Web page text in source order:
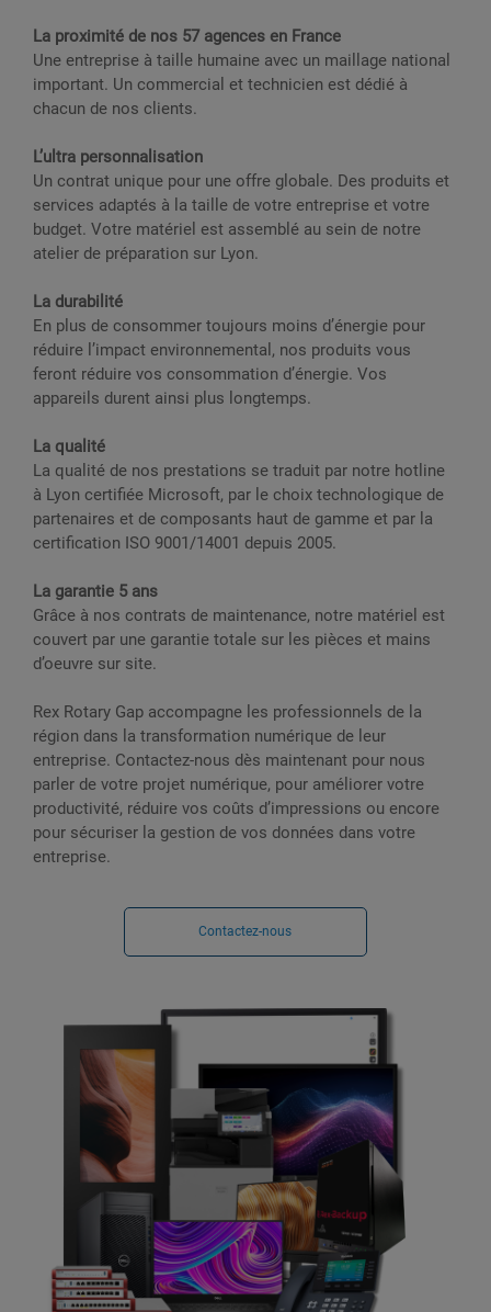
La proximité de nos 57 agences en France
Une entreprise à taille humaine avec un maillage national
important. Un commercial et technicien est dédié à
chacun de nos clients.
L’ultra personnalisation
Un contrat unique pour une offre globale. Des produits et
services adaptés à la taille de votre entreprise et votre
budget. Votre matériel est assemblé au sein de notre
atelier de préparation sur Lyon.
La durabilité
En plus de consommer toujours moins d’énergie pour
réduire l’impact environnemental, nos produits vous
feront réduire vos consommation d’énergie. Vos
appareils durent ainsi plus longtemps.
La qualité
La qualité de nos prestations se traduit par notre hotline
à Lyon certifiée Microsoft, par le choix technologique de
partenaires et de composants haut de gamme et par la
certification ISO 9001/14001 depuis 2005.
La garantie 5 ans
Grâce à nos contrats de maintenance, notre matériel est
couvert par une garantie totale sur les pièces et mains
d’oeuvre sur site.
Rex Rotary Gap accompagne les professionnels de la
région dans la transformation numérique de leur
entreprise. Contactez-nous dès maintenant pour nous
parler de votre projet numérique, pour améliorer votre
productivité, réduire vos coûts d’impressions ou encore
pour sécuriser la gestion de vos données dans votre
entreprise.
Contactez-nous